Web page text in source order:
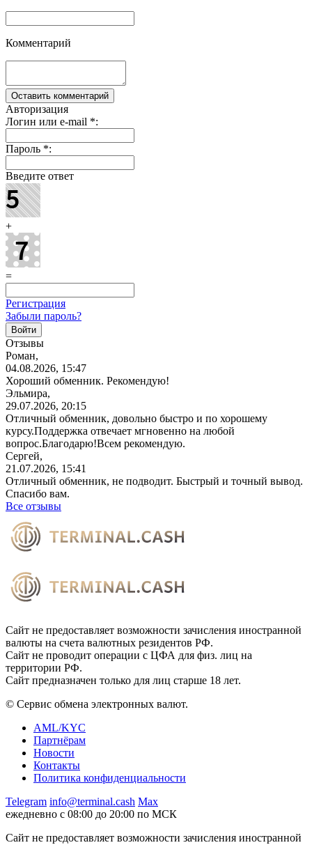
Комментарий
Авторизация
Логин или e-mail *:
Пароль *:
Введите ответ
+
=
Регистрация
Забыли пароль?
Отзывы
Роман,
04.08.2026, 15:47
Хороший обменник. Рекомендую!
Эльмира,
29.07.2026, 20:15
Отличный обменник, довольно быстро и по хорошему
курсу.Поддержка отвечает мгновенно на любой
вопрос.Благодарю!Всем рекомендую.
Сергей,
21.07.2026, 15:41
Отличный обменник, не подводит. Быстрый и точный вывод.
Спасибо вам.
Все отзывы
Сайт не предоставляет возможности зачисления иностранной
валюты на счета валютных резидентов РФ.
Сайт не проводит операции с ЦФА для физ. лиц на
территории РФ.
Сайт предназначен только для лиц старше 18 лет.
© Сервис обмена электронных валют.
AML/KYC
Партнёрам
Новости
Контакты
Политика конфиденциальности
Telegram info@terminal.cash Max
ежедневно с 08:00 до 20:00 по МСК
Сайт не предоставляет возможности зачисления иностранной